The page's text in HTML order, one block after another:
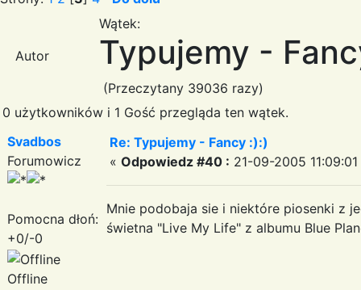
Autor
Wątek:
Typujemy -
(Przeczytany 39036 razy)
0 użytkowników i 1 Gość przegląda ten wątek.
Svadbos
Forumowicz
Pomocna dłoń:
+0/-0
Offline
Re: Typujemy - Fancy :):)
« Odpowiedz #40 : 21-09-2005 11:09:01
Mnie podobaja sie i niektóre piosenki z
świetna "Live My Life" z albumu Blue